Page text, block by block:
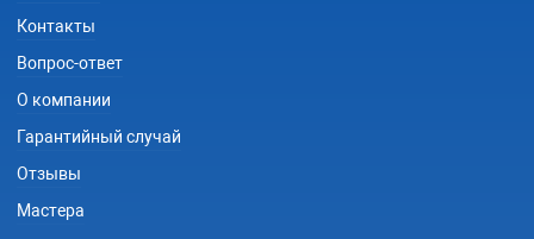
Контакты
Вопрос-ответ
О компании
Гарантийный случай
Отзывы
Мастера